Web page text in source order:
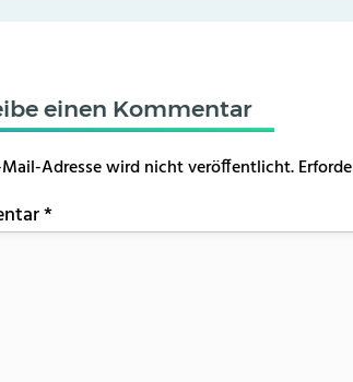
einen Kommentar
Mail-Adresse wird nicht veröffentlicht.
*